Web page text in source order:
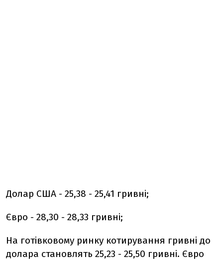
Долар США - 25,38 - 25,41 гривні;
Євро - 28,30 - 28,33 гривні;
На готівковому ринку котирування гривні до
долара становлять 25,23 - 25,50 гривні. Євро